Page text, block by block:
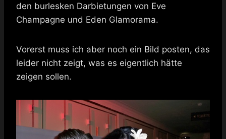
den burlesken Darbietungen von Eve
Champagne und Eden Glamorama.
Vorerst muss ich aber noch ein Bild posten, das
leider nicht zeigt, was es eigentlich hätte
zeigen sollen.